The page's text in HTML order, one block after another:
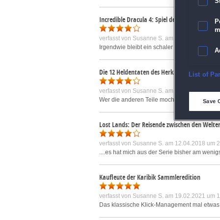
Incredible Dracula 4: Spiel der Götter
verfasst von Susanne S. am 02.01.2018 um
Irgendwie bleibt ein schaler
Die 12 Heldentaten des Herkules 7: Das
verfasst von Susanne S. am 02.01.2018 um
Wer die anderen Teile mochte, wird auch
Lost Lands: Der Reisende zwischen den
verfasst von Susanne S. am 12.04.2018 um
....es hat mich aus der Serie bisher am
Kaufleute der Karibik Sammleredition
verfasst von Susanne S. am 19.02.2021 um
Das klassische Klick-Management mal
List of
Save